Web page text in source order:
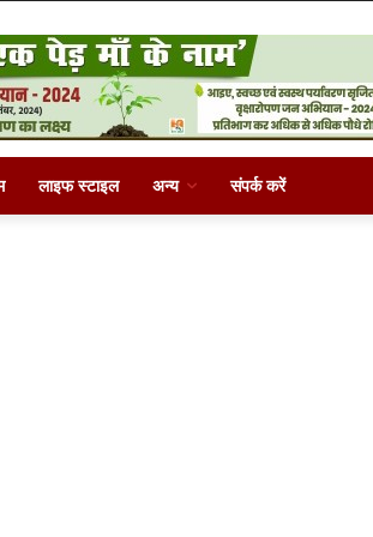
लाइफ स्टाइल अन्य संपर्क करें